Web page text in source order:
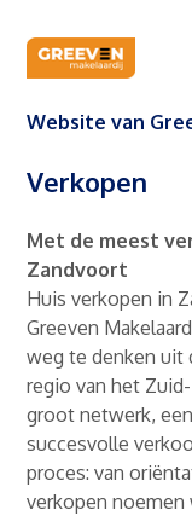
Website van
Verkopen
Met de meest
Zandvoort
Huis verkopen in
Greeven
weg te denken uit
regio van het
groot netwerk,
succesvolle
proces: van
verkopen noemen